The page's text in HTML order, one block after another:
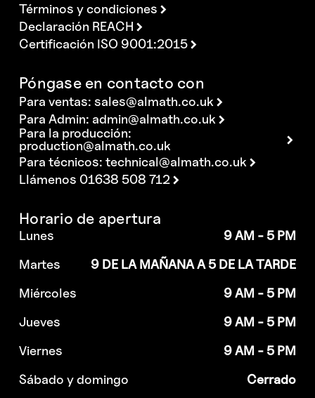
Términos y condiciones
Declaración REACH
Certificación ISO 9001:2015
Póngase en contacto con
Para ventas:sales@almath.co.uk
Para Admin: admin@almath.co.uk
Para la producción:
production@almath.co.uk
Para técnicos:technical@almath.co.uk
Llámenos 01638 508 712
Horario de apertura
Lunes
9 AM - 5 PM
Martes
9 DE LA MAÑANA A 5 DE LA TARDE
Miércoles
9 AM - 5 PM
Jueves
9 AM - 5 PM
Viernes
9 AM - 5 PM
Sábado y domingo
Cerrado